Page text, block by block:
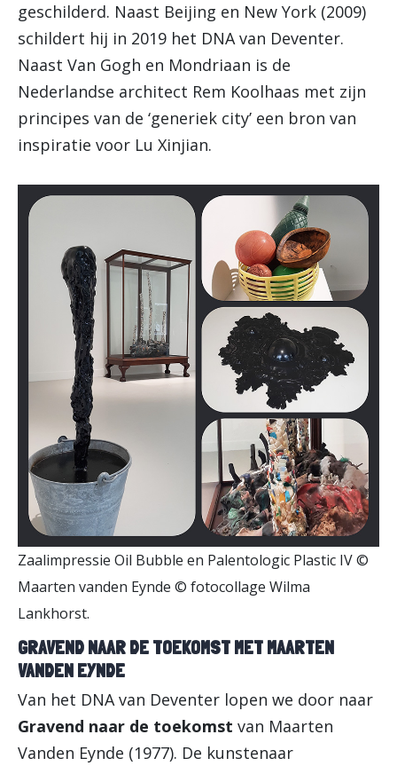
geschilderd. Naast Beijing en New York (2009)
schildert hij in 2019 het DNA van Deventer.
Naast Van Gogh en Mondriaan is de
Nederlandse architect Rem Koolhaas met zijn
principes van de ‘generiek city’ een bron van
inspiratie voor Lu Xinjian.
Zaalimpressie Oil Bubble en Palentologic Plastic IV ©
Maarten vanden Eynde © fotocollage Wilma
Lankhorst.
GRAVEND NAAR DE TOEKOMST MET MAARTEN
VANDEN EYNDE
Van het DNA van Deventer lopen we door naar
Gravend naar de toekomst van Maarten
Vanden Eynde (1977). De kunstenaar